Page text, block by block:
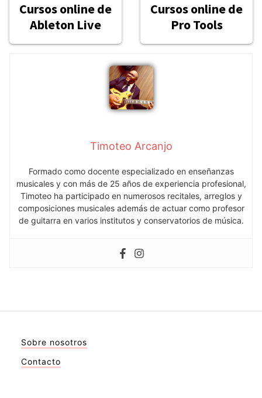
Cursos online de
Ableton Live
Cursos online de
Pro Tools
Timoteo Arcanjo
Formado como docente especializado en enseñanzas
musicales y con más de 25 años de experiencia profesional,
Timoteo ha participado en numerosos recitales, arreglos y
composiciones musicales además de actuar como profesor
de guitarra en varios institutos y conservatorios de música.
Sobre nosotros
Contacto